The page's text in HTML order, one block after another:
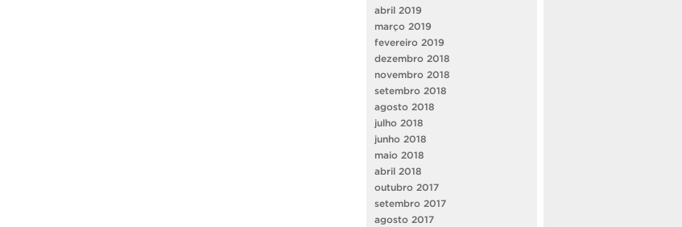
abril 2019
março 2019
fevereiro 2019
dezembro 2018
novembro 2018
setembro 2018
agosto 2018
julho 2018
junho 2018
maio 2018
abril 2018
outubro 2017
setembro 2017
agosto 2017